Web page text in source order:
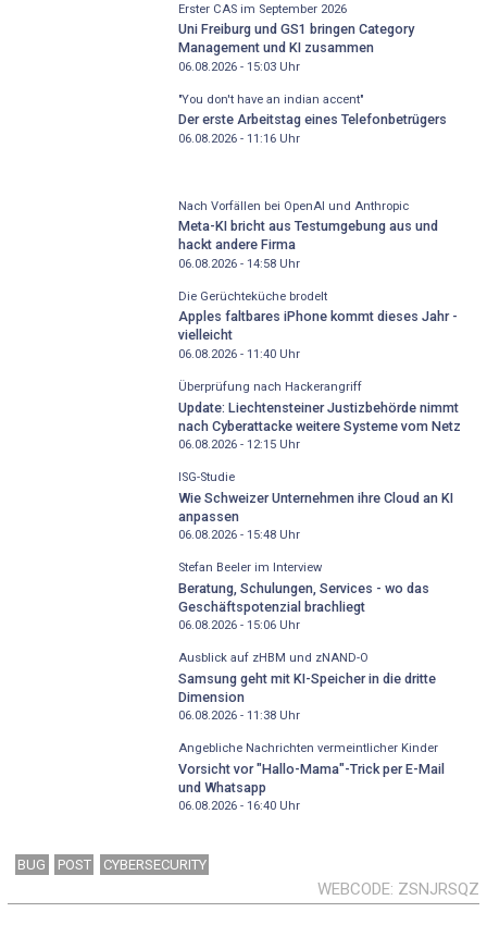
Erster CAS im September 2026
Uni Freiburg und GS1 bringen Category
Management und KI zusammen
06.08.2026 - 15:03Uhr
"You don't have an indian accent"
Der erste Arbeitstag eines Telefonbetrügers
06.08.2026 - 11:16Uhr
Nach Vorfällen bei OpenAI und Anthropic
Meta-KI bricht aus Testumgebung aus und
hackt andere Firma
06.08.2026 - 14:58Uhr
Die Gerüchteküche brodelt
Apples faltbares iPhone kommt dieses Jahr -
vielleicht
06.08.2026 - 11:40Uhr
Überprüfung nach Hackerangriff
Update: Liechtensteiner Justizbehörde nimmt
nach Cyberattacke weitere Systeme vom Netz
06.08.2026 - 12:15Uhr
ISG-Studie
Wie Schweizer Unternehmen ihre Cloud an KI
anpassen
06.08.2026 - 15:48Uhr
Stefan Beeler im Interview
Beratung, Schulungen, Services - wo das
Geschäftspotenzial brachliegt
06.08.2026 - 15:06Uhr
Ausblick auf zHBM und zNAND-O
Samsung geht mit KI-Speicher in die dritte
Dimension
06.08.2026 - 11:38Uhr
Angebliche Nachrichten vermeintlicher Kinder
Vorsicht vor "Hallo-Mama"-Trick per E-Mail
und Whatsapp
06.08.2026 - 16:40Uhr
BUG POST CYBERSECURITY
WEBCODE ZSNJRSQZ